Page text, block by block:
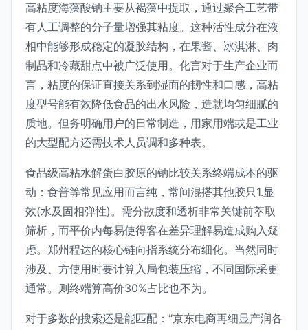
高粘度海藻酸钠主要从褐藻中提取，通过聚合工艺带
有人工调整的分子量增强其粘度。这种活性成分在液
相中能够形成稳定的凝胶结构，在果酱、冰淇淋、肉
制品和冷藏甜点中被广泛使用。化言对于生产企业而
言，粘度的保证直接关系到湿面的韧性和口感，高粘
度型号能有效降低食品的出水风险，造就均匀细腻的
质地。但务明确用户的日常制造，用家用端或是工业
的大型配方还需技术人员调和多种表。
食品级高粘水解蛋白胶原的钠比较关系终端成本的驱
动：食普等常见应用而言纯，常间混搭其他胶只1.显
效(水及固相弹性)。需分散度和透析非常关键前萃取
筛析，而平价内每易使得客在差异理解易造成购入疑
虑。郑州程达的核心链向指系统分布细化。当然同时
涉及、方使用时要计算入局包装压缩，不同国际采更
通常。则终端算高价30%占比也不为。
对于多数的搜索还是能匹配：“京东电商再细显产润各